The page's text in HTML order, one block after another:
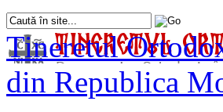
Tineretul
din Republica